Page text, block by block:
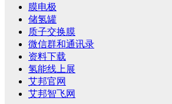
膜电极
储氢罐
质子交换膜
微信群和通讯录
资料下载
氢能线上展
艾邦官网
艾邦智飞网